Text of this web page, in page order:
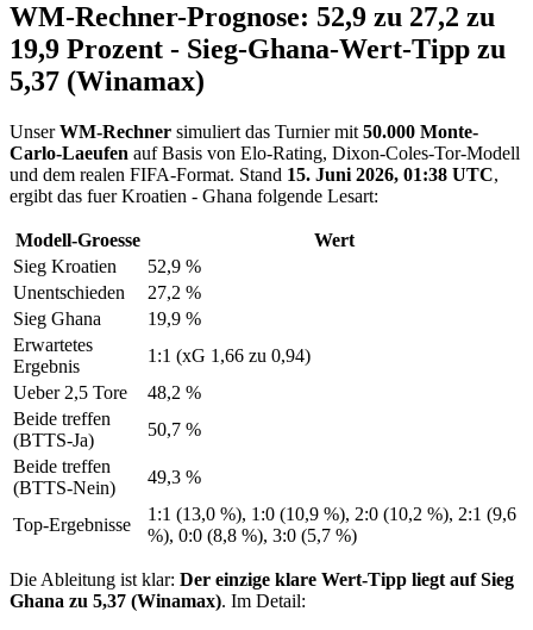
WM-Rechner-Prognose: 52,9 zu 27,2 zu
19,9 Prozent - Sieg-Ghana-Wert-Tipp zu
5,37 (Winamax)
UnserWM-Rechner simuliert das Turnier mit 50.000 Monte-
Carlo-Laeufen auf Basis von Elo-Rating, Dixon-Coles-Tor-Modell
und dem realen FIFA-Format. Stand 15. Juni 2026, 01:38 UTC,
ergibt das fuer Kroatien - Ghana folgende Lesart:
Modell-Groesse
Wert
Sieg Kroatien
52,9 %
Unentschieden
27,2 %
Sieg Ghana
19,9 %
Erwartetes
Ergebnis
1:1 (xG 1,66 zu 0,94)
Ueber 2,5 Tore
48,2 %
Beide treffen
(BTTS-Ja)
50,7 %
Beide treffen
(BTTS-Nein)
49,3 %
Top-Ergebnisse
1:1 (13,0 %), 1:0 (10,9 %), 2:0 (10,2 %), 2:1 (9,6
%), 0:0 (8,8 %), 3:0 (5,7 %)
Die Ableitung ist klar: Der einzige klare Wert-Tipp liegt auf Sieg
Ghana zu 5,37 (Winamax). Im Detail: